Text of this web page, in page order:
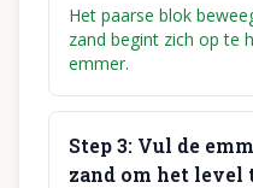
Het paarse blok
zand begint zich op te
emmer.
Step3: Vul de
zand om het level